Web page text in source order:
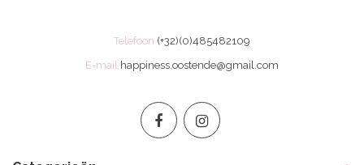
Telefoon (+32)(0)485482109
E-mail happiness.oostende@gmail.com